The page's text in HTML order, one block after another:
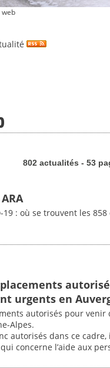
web
802 actualités - 53
19 : où se trouvent les
urgents en
autorisés pour venir
Alpes.
autorisés dans ce
concerne l’aide aux